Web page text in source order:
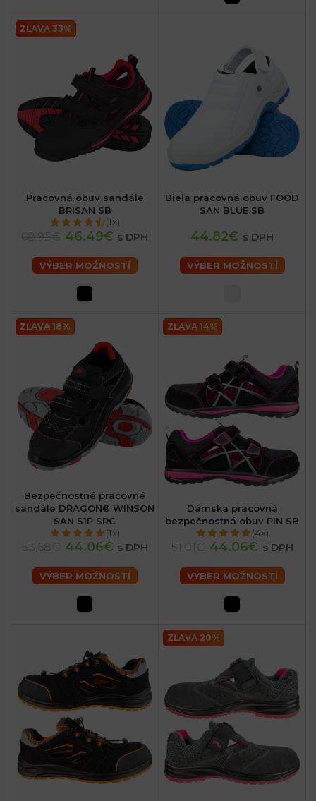
ZĽAVA 33%
Pracovná obuv sandále
BRISAN SB
(1x)
46.49€ s DPH
VÝBER MOŽNOSTÍ
Biela pracovná obuv FOOD
SAN BLUE SB
44.82€ s DPH
VÝBER MOŽNOSTÍ
ZĽAVA 18%
Bezpečnostné pracovné
sandále DRAGON® WINSON
SAN S1P SRC
(1x)
44.06€ s DPH
VÝBER MOŽNOSTÍ
ZĽAVA 14%
Dámska pracovná
bezpečnostná obuv PIN SB
(4x)
44.06€ s DPH
VÝBER MOŽNOSTÍ
ZĽAVA 20%